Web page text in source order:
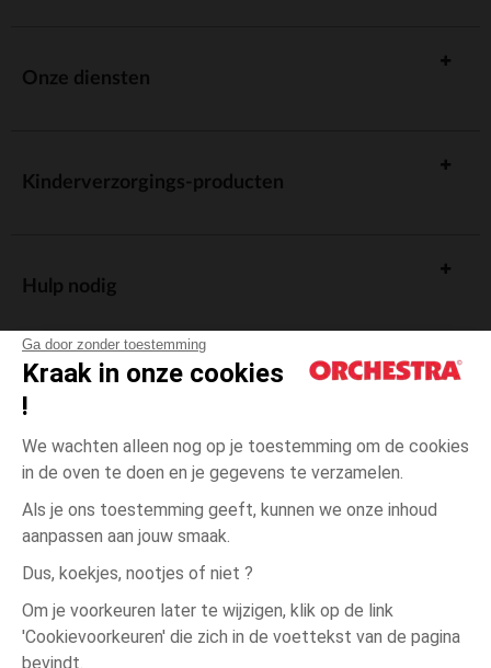
Ga door zonder toestemming
Kraak in onze cookies
!
We wachten alleen nog op je toestemming om de cookies
in de oven te doen en je gegevens te verzamelen.
Als je ons toestemming geeft, kunnen we onze inhoud
aanpassen aan jouw smaak.
Dus, koekjes, nootjes of niet ?
Om je voorkeuren later te wijzigen, klik op de link
'Cookievoorkeuren' die zich in de voettekst van de pagina
bevindt.
Meerkleurig Meerkleurig
één
Onze diensten
Kinderverzorgings-producten
Hulp nodig
Algemene verkoopsvoorwaarden
Wettelijke bepalingen
Persoonsgegevens